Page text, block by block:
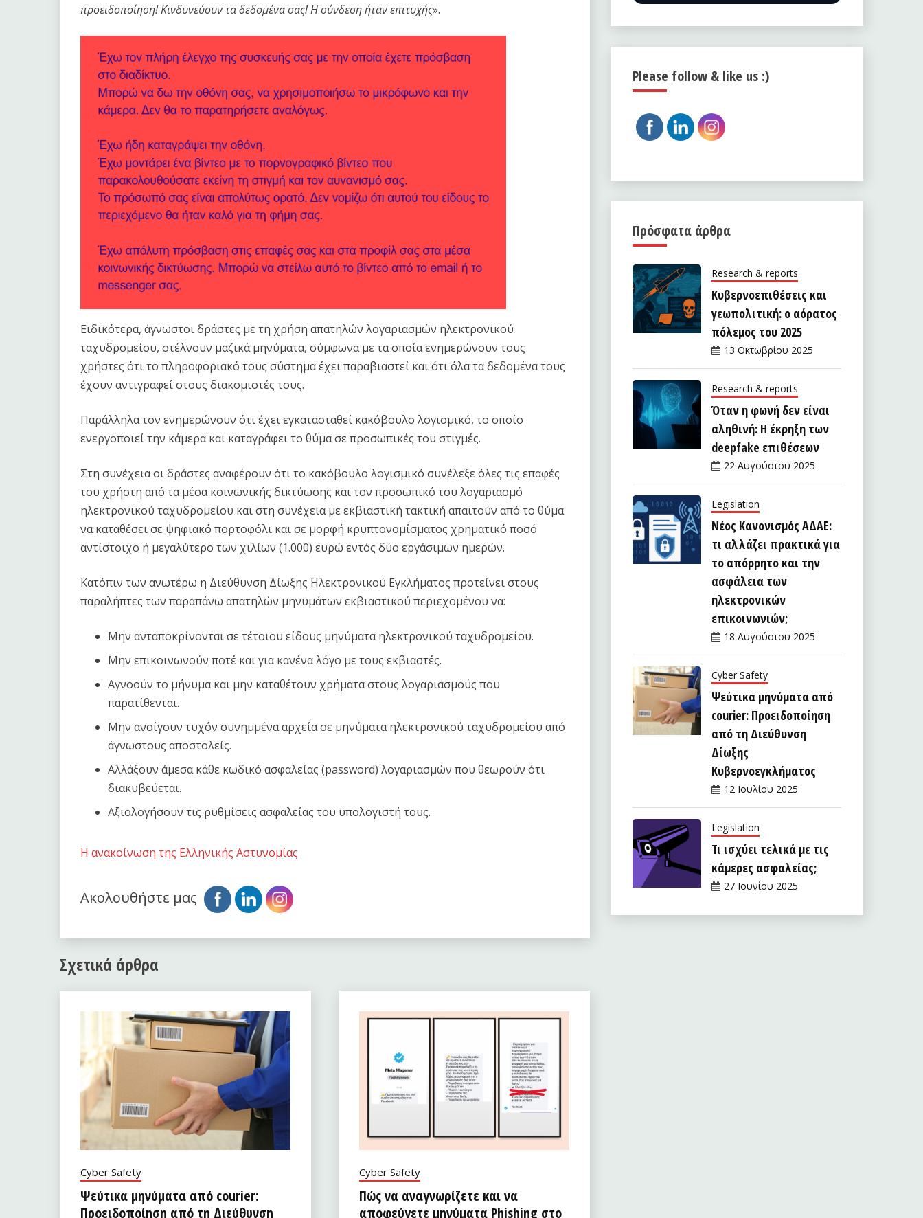
προειδοποίηση! Κινδυνεύουν τα δεδομένα σας! Η σύνδεση ήταν επιτυχής».
Ειδικότερα, άγνωστοι δράστες με τη χρήση απατηλών λογαριασμών ηλεκτρονικού
ταχυδρομείου, στέλνουν μαζικά μηνύματα, σύμφωνα με τα οποία ενημερώνουν τους
χρήστες ότι το πληροφοριακό τους σύστημα έχει παραβιαστεί και ότι όλα τα δεδομένα τους
έχουν αντιγραφεί στους διακομιστές τους.
Παράλληλα τον ενημερώνουν ότι έχει εγκατασταθεί κακόβουλο λογισμικό, το οποίο
ενεργοποιεί την κάμερα και καταγράφει το θύμα σε προσωπικές του στιγμές.
Στη συνέχεια οι δράστες αναφέρουν ότι το κακόβουλο λογισμικό συνέλεξε όλες τις επαφές
του χρήστη από τα μέσα κοινωνικής δικτύωσης και τον προσωπικό του λογαριασμό
ηλεκτρονικού ταχυδρομείου και στη συνέχεια με εκβιαστική τακτική απαιτούν από το θύμα
να καταθέσει σε ψηφιακό πορτοφόλι και σε μορφή κρυπτονομίσματος χρηματικό ποσό
αντίστοιχο ή μεγαλύτερο των χιλίων (1.000) ευρώ εντός δύο εργάσιμων ημερών.
Κατόπιν των ανωτέρω η Διεύθυνση Δίωξης Ηλεκτρονικού Εγκλήματος προτείνει στους
παραλήπτες των παραπάνω απατηλών μηνυμάτων εκβιαστικού περιεχομένου να:
Μην ανταποκρίνονται σε τέτοιου είδους μηνύματα ηλεκτρονικού ταχυδρομείου.
Μην επικοινωνούν ποτέ και για κανένα λόγο με τους εκβιαστές.
Αγνοούν το μήνυμα και μην καταθέτουν χρήματα στους λογαριασμούς που
παρατίθενται.
Μην ανοίγουν τυχόν συνημμένα αρχεία σε μηνύματα ηλεκτρονικού ταχυδρομείου από
άγνωστους αποστολείς.
Αλλάξουν άμεσα κάθε κωδικό ασφαλείας (password) λογαριασμών που θεωρούν ότι
διακυβεύεται.
Αξιολογήσουν τις ρυθμίσεις ασφαλείας του υπολογιστή τους.
Η ανακοίνωση της Ελληνικής Αστυνομίας
Ακολουθήστε μας
Σχετικά άρθρα
Cyber Safety
Ψεύτικα μηνύματα από courier:
Προειδοποίηση από τη Διεύθυνση
Cyber Safety
Πώς να αναγνωρίζετε και να
αποφεύγετε μηνύματα Phishing στο
Please follow & like us :)
Πρόσφατα άρθρα
Research & reports
Κυβερνοεπιθέσεις και
γεωπολιτική: ο αόρατος
πόλεμος του 2025
13 Οκτωβρίου 2025
Research & reports
Όταν η φωνή δεν είναι
αληθινή: Η έκρηξη των
deepfake επιθέσεων
22 Αυγούστου 2025
Legislation
Νέος Κανονισμός ΑΔΑΕ:
τι αλλάζει πρακτικά για
το απόρρητο και την
ασφάλεια των
ηλεκτρονικών
επικοινωνιών;
18 Αυγούστου 2025
Cyber Safety
Ψεύτικα μηνύματα από
courier: Προειδοποίηση
από τη Διεύθυνση
Δίωξης
Κυβερνοεγκλήματος
12 Ιουλίου 2025
Legislation
Τι ισχύει τελικά με τις
κάμερες ασφαλείας;
27 Ιουνίου 2025